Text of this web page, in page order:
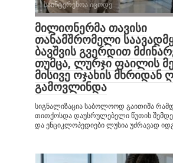
საინტერესოა იცოდე
მილიონერმა თავისი
თანამშრომელი
ბავშვის გვერდით
თუმცა, ლურჯი ფაილის
მისივე ოჯახის მხრიდან
გამოვლინდა
სიგნალიზაცია საბოლოოდ გაითიშა
თითქოსდა დაუსრულებელი წუთის
და ენციკლოპედიები ლუსია უძრავად